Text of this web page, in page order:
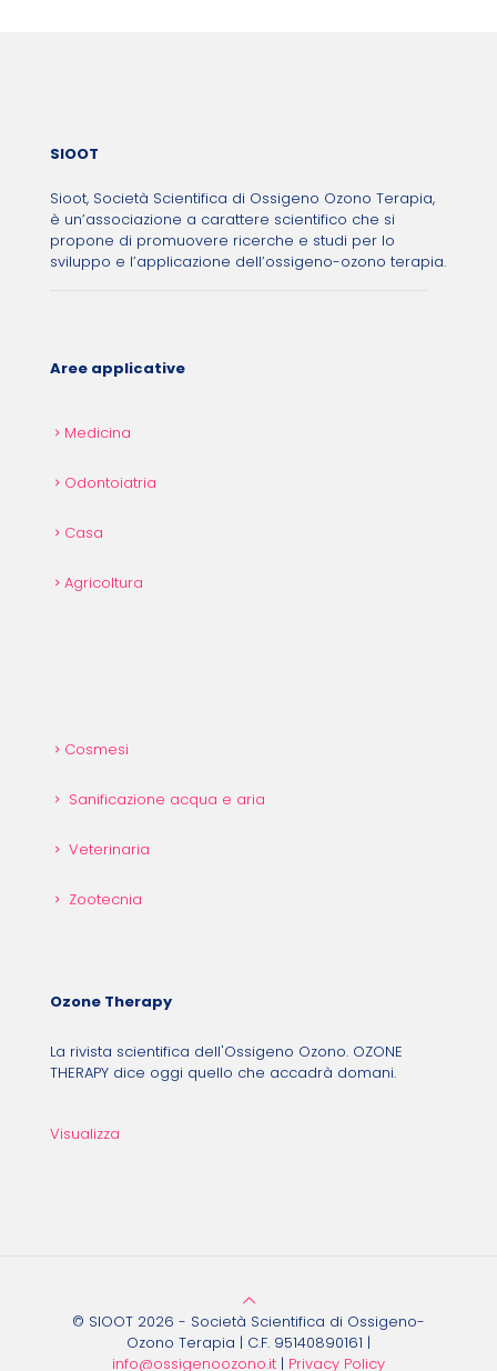
SIOOT
Sioot, Società Scientifica di Ossigeno Ozono Terapia,
è un’associazione a carattere scientifico che si
propone di promuovere ricerche e studi per lo
sviluppo e l’applicazione dell’ossigeno-ozono terapia.
Aree applicative
Medicina
Odontoiatria
Casa
Agricoltura
Cosmesi
Sanificazione acqua e aria
Veterinaria
Zootecnia
Ozone Therapy
La rivista scientifica dell'Ossigeno Ozono. OZONE
THERAPY dice oggi quello che accadrà domani.
Visualizza
© SIOOT 2026 - Società Scientifica di Ossigeno-
Ozono Terapia | C.F. 95140890161 |
info@ossigenoozono.it | Privacy Policy